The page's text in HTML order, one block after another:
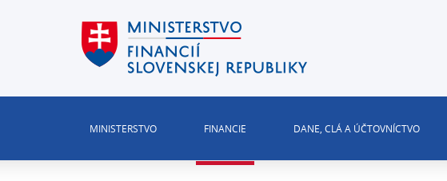
MINISTERSTVO FINANCIE DANE, CLÁ A ÚČTOVNÍCTVO